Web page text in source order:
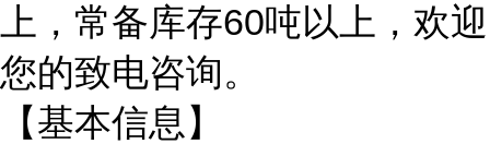
上，常备库存60吨以上，欢迎
您的致电咨询。
【基本信息】